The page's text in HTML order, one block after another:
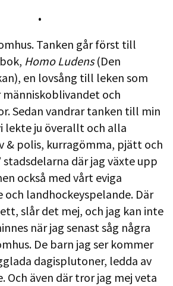
•
Tanken går först till
Homo Ludens(Den
en lovsång till leken som
och
Sedan vandrar tanken till min
lekte ju överallt och alla
& polis, kurragömma, pjätt och
stadsdelarna där jag växte upp
också med vårt eviga
landhockeyspelande. Där
slår det mej, och jag kan inte
när jag senast såg några
De barn jag ser kommer
dagisplutoner, ledda av
Och även där tror jag mej veta